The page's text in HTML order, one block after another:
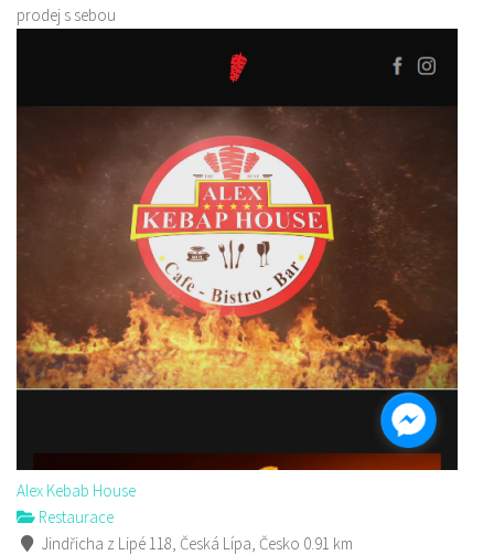
prodej s sebou
Alex Kebab House
Restaurace
Jindřicha z Lipé 118, Česká Lípa, Česko 0.91 km